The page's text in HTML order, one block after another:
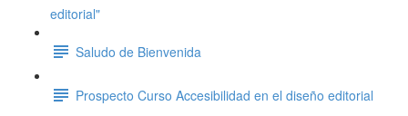
editorial"
Saludo de Bienvenida
Prospecto Curso Accesibilidad en el diseño editorial